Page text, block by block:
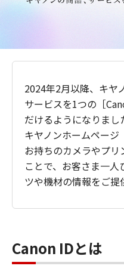
2024年2月以降、キヤ
サービスを1つの［
だけるようになりまし
キヤノンホームページ
お持ちのカメラやプ
ことで、お客さま一
ツや機材の情報をご提
Canon IDとは